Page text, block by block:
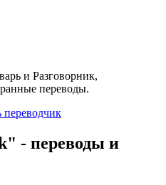
и Разговорник,
переводы.
- переводы и